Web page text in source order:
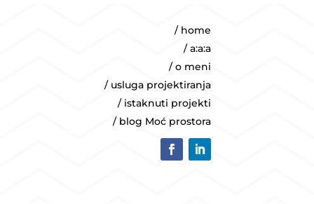
/ home
/ a:a:a
/ o meni
/ usluga projektiranja
/ istaknuti projekti
/ blog Moć prostora